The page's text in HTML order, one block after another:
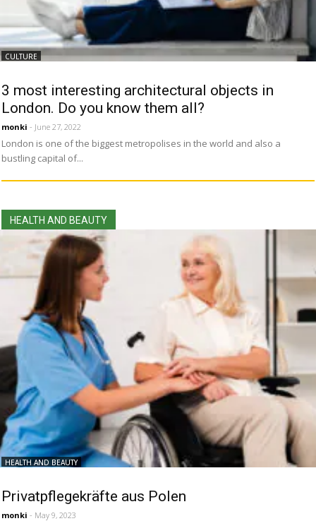
CULTURE
3 most interesting architectural objects in
London. Do you know them all?
monki - June 27, 2022
London is one of the biggest metropolises in the world and also a
bustling capital of...
HEALTH AND BEAUTY
HEALTH AND BEAUTY
Privatpflegekräfte aus Polen
monki - May 9, 2023